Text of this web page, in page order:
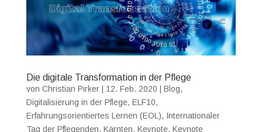
Die digitale Transformation in der Pflege
von Christian Pirker| 12. Feb. 2020 Blog,
Digitalisierung in der Pflege, ELF10,
Erfahrungsorientiertes Lernen (EOL), Internationaler
Tag der Pflegenden, Kärnten, Keynote, Keynote